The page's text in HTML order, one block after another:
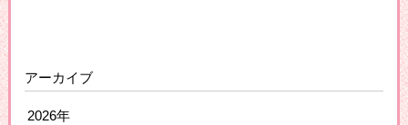
アーカイブ
2026年